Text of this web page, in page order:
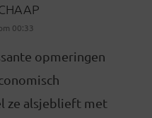
00:33
opmeringen
ze alsjeblieft met